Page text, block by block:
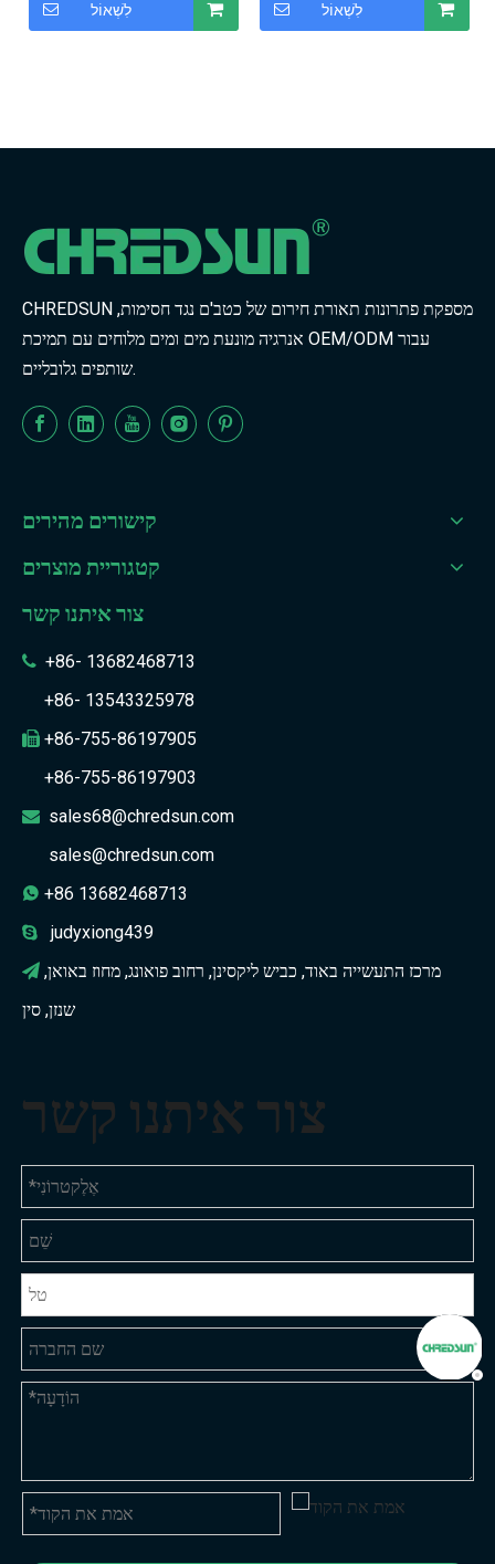
לִשְׁאוֹל לִשְׁאוֹל
CHREDSUN מספקת פתרונות תאורת חירום של כטב'ם נגד חסימות,
אנרגיה מונעת מים ומים מלוחים עם תמיכת OEM/ODM עבור
שותפים גלובליים.
קישורים מהירים
קטגוריית מוצרים
צור איתנו קשר
 +86- 13682468713
+86- 13543325978
 +86-755-86197905
+86-755-86197903
 sales68@chredsun.com
sales@chredsun.com
 +86 13682468713
 judyxiong439

שנזן, סין
צור איתנו קשר